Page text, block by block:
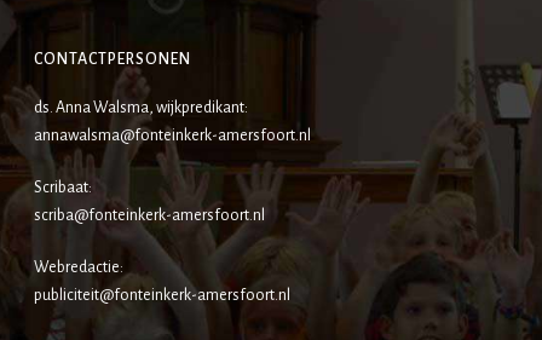
CONTACTPERSONEN
ds. Anna Walsma, wijkpredikant:
annawalsma@fonteinkerk-amersfoort.nl
Scribaat:
scriba@fonteinkerk-amersfoort.nl
Webredactie:
publiciteit@fonteinkerk-amersfoort.nl